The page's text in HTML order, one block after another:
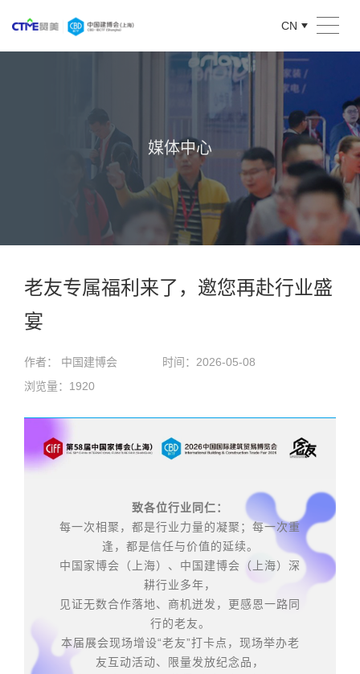
CN
媒体中心
老友专属福利来了，邀您再赴行业盛
宴
作者： 中国建博会
时间：2026-05-08
浏览量：1920
致各位行业同仁：
每一次相聚，都是行业力量的凝聚；每一次重
逢，都是信任与价值的延续。
中国家博会（上海）、中国建博会（上海）深
耕行业多年，
见证无数合作落地、商机迸发，更感恩一路同
行的老友。
本届展会现场增设“老友”打卡点，现场举办老
友互动活动、限量发放纪念品，